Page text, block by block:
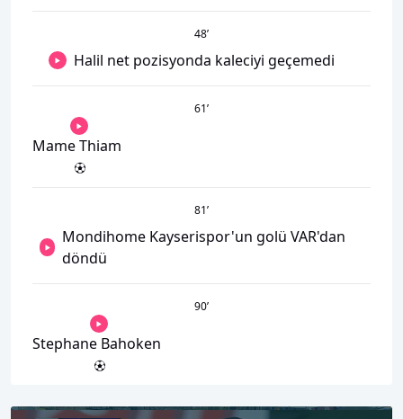
48’
Halil net pozisyonda kaleciyi geçemedi
61’
Mame Thiam
81’
Mondihome Kayserispor'un golü VAR'dan
döndü
90’
Stephane Bahoken